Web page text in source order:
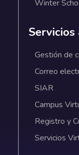
Winter
Servicios
Gestión de
Correo
SIAR
Campus
Registro y
Servicios